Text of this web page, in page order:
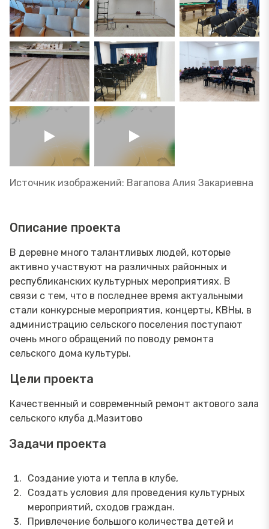
Источник изображений: Вагапова Алия Закариевна
Описание проекта
В деревне много талантливых людей, которые
активно участвуют на различных районных и
республиканских культурных мероприятиях. В
связи с тем, что в последнее время актуальными
стали конкурсные мероприятия, концерты, КВНы, в
администрацию сельского поселения поступают
очень много обращений по поводу ремонта
сельского дома культуры.
Цели проекта
Качественный и современный ремонт актового зала
сельского клуба д.Мазитово
Задачи проекта
Создание уюта и тепла в клубе,
Создать условия для проведения культурных
мероприятий, сходов граждан.
Привлечение большого количества детей и